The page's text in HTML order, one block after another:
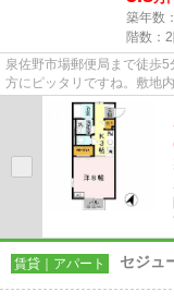
築年数
階数：
泉佐野市場郵便局まで徒歩
方にピッタリですね。敷地
はアパートです。できるだけ
賃貸｜アパート セジュ